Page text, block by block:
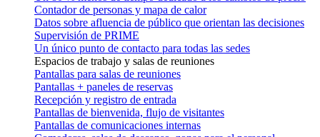
Contador de personas y mapa de calor
Datos sobre afluencia de público que orientan las decisiones
Supervisión de PRIME
Un único punto de contacto para todas las sedes
Espacios de trabajo y salas de reuniones
Pantallas para salas de reuniones
Pantallas + paneles de reservas
Recepción y registro de entrada
Pantallas de bienvenida, flujo de visitantes
Pantallas de comunicaciones internas